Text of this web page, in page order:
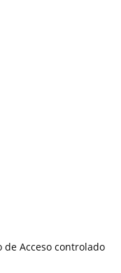
Acceso controlado